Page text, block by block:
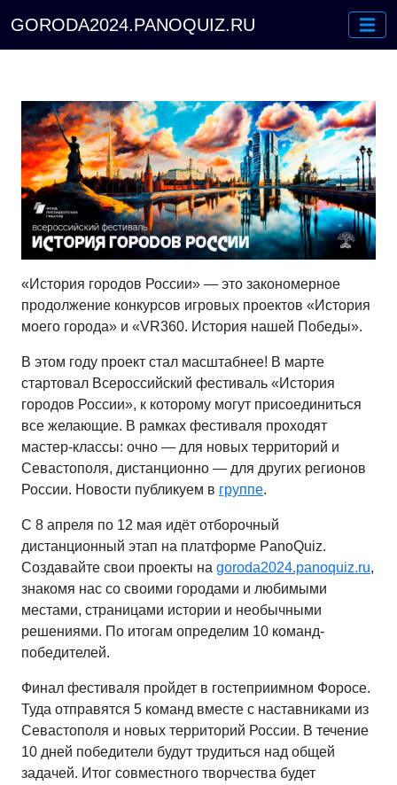
GORODA2024.PANOQUIZ.RU
«История городов России» — это закономерное
продолжение конкурсов игровых проектов «История
моего города» и «VR360. История нашей Победы».
В этом году проект стал масштабнее! В марте
стартовал Всероссийский фестиваль «История
городов России», к которому могут присоединиться
все желающие. В рамках фестиваля проходят
мастер-классы: очно — для новых территорий и
Севастополя, дистанционно — для других регионов
России. Новости публикуем в группе.
С 8 апреля по 12 мая идёт отборочный
дистанционный этап на платформе PanoQuiz.
Создавайте свои проекты на goroda2024.panoquiz.ru,
знакомя нас со своими городами и любимыми
местами, страницами истории и необычными
решениями. По итогам определим 10 команд-
победителей.
Финал фестиваля пройдет в гостеприимном Форосе.
Туда отправятся 5 команд вместе с наставниками из
Севастополя и новых территорий России. В течение
10 дней победители будут трудиться над общей
задачей. Итог совместного творчества будет